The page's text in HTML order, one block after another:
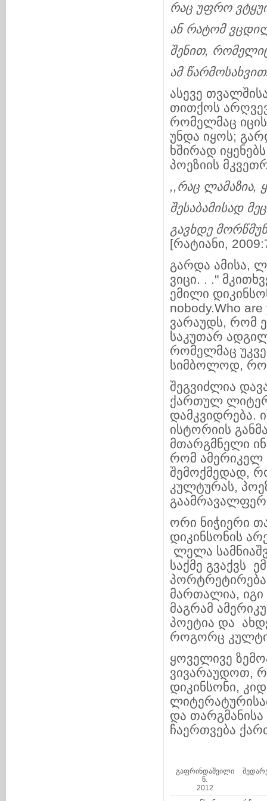
რაც უფრო
ან რატომ
შენით,
ამ წარმოსახვით
ასევე
თითქოს
რომელმაც
უნდა იყოს;
ხშირად
პოეზიის
,,რაც ლამაზია,
შესაბამისად მეც
გავხდე
[რატიანი,
გარდა ამისა,
ვიცი. . ."
ემილი
nobody.Who
ვარაუდს, რომ
საკუთარ
რომელმაც
სიმბოლოდ,
შეგვიძლია
ქართულ
დამკვიდრება.
ისტორიის
მთარგმნელი
რომ ამერიკელ
შემოქმედად,
კულტურას,
ორი ნიჭიერი
დიკინსონის
ლელა
საქმე გვაქვს
მართალია,
მაგრამ
პოეტია და
როგორც
ყოველივე
ვივარაუდოთ,
დიკინსონი,
და
ჩაერთვება
გაფრინდაშვილი
ნ.
2012